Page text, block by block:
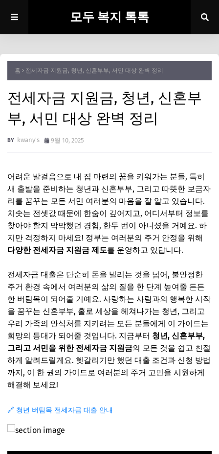
모두 복지 톡톡
홈 전세자금 지원금, 청년, 신혼부부, 서민 대상 완벽 정리
전세자금 지원금, 청년, 신혼부
부, 서민 대상 완벽 정리
kwany's 9월 10, 2025
어려운 발걸음으로 내 집 마련의 꿈을 키워가는 분들, 특히
새 출발을 준비하는 청년과 신혼부부, 그리고 따뜻한 보금자
리를 꿈꾸는 모든 서민 여러분의 마음을 잘 알고 있습니다.
치솟는 전셋값 때문에 한숨이 깊어지고, 어디서부터 정보를
찾아야 할지 막막했던 경험, 한두 번이 아니셨을 거예요. 하
지만 걱정하지 마세요! 정부는 여러분의 주거 안정을 위해
다양한 전세자금 지원금 제도를 운영하고 있답니다.
전세자금 대출은 단순히 돈을 빌리는 것을 넘어, 불안정한
주거 환경 속에서 여러분의 삶의 질을 한 단계 높여줄 든든
한 버팀목이 되어줄 거예요. 사랑하는 사람과의 행복한 시작
을 꿈꾸는 신혼부부, 홀로 세상을 헤쳐나가는 청년, 그리고
우리 가족의 안식처를 지키려는 모든 분들에게 이 가이드는
희망의 등대가 되어줄 것입니다. 지금부터 청년, 신혼부부,
그리고 서민을 위한 전세자금 지원금의 모든 것을 쉽고 친절
하게 알려드릴게요. 헷갈리기만 했던 대출 조건과 신청 방법
까지, 이 한 권의 가이드로 여러분의 주거 고민을 시원하게
해결해 보세요!
🔗 청년 버팀목 전세자금 대출 안내